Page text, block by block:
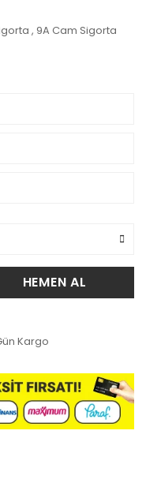
, 9A Cam Sigorta
HEMEN AL
Kargo